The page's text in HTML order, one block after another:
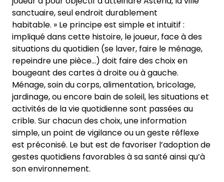
sanctuaire, seul endroit durablement
habitable. » Le principe est simple et intuitif :
impliqué dans cette histoire, le joueur, face à des
situations du quotidien (se laver, faire le ménage,
repeindre une pièce…) doit faire des choix en
bougeant des cartes à droite ou à gauche.
Ménage, soin du corps, alimentation, bricolage,
jardinage, ou encore bain de soleil, les situations et
activités de la vie quotidienne sont passées au
crible. Sur chacun des choix, une information
simple, un point de vigilance ou un geste réflexe
est préconisé. Le but est de favoriser l’adoption de
gestes quotidiens favorables à sa santé ainsi qu’à
son environnement.